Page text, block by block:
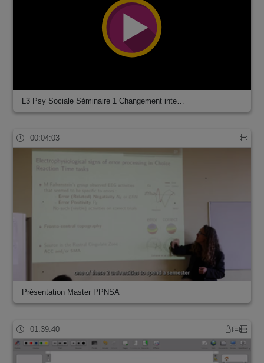
L3 Psy Sociale Séminaire 1 Changement inte…
00:04:03
Présentation Master PPNSA
01:39:40